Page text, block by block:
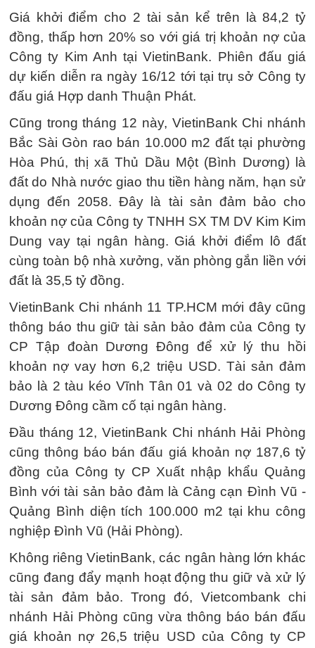
Giá khởi điểm cho 2 tài sản kể trên là 84,2 tỷ
đồng, thấp hơn 20% so với giá trị khoản nợ của
Công ty Kim Anh tại VietinBank. Phiên đấu giá
dự kiến diễn ra ngày 16/12 tới tại trụ sở Công ty
đấu giá Hợp danh Thuận Phát.
Cũng trong tháng 12 này, VietinBank Chi nhánh
Bắc Sài Gòn rao bán 10.000 m2 đất tại phường
Hòa Phú, thị xã Thủ Dầu Một (Bình Dương) là
đất do Nhà nước giao thu tiền hàng năm, hạn sử
dụng đến 2058. Đây là tài sản đảm bảo cho
khoản nợ của Công ty TNHH SX TM DV Kim Kim
Dung vay tại ngân hàng. Giá khởi điểm lô đất
cùng toàn bộ nhà xưởng, văn phòng gắn liền với
đất là 35,5 tỷ đồng.
VietinBank Chi nhánh 11 TP.HCM mới đây cũng
thông báo thu giữ tài sản bảo đảm của Công ty
CP Tập đoàn Dương Đông để xử lý thu hồi
khoản nợ vay hơn 6,2 triệu USD. Tài sản đảm
bảo là 2 tàu kéo Vĩnh Tân 01 và 02 do Công ty
Dương Đông cầm cố tại ngân hàng.
Đầu tháng 12, VietinBank Chi nhánh Hải Phòng
cũng thông báo bán đấu giá khoản nợ 187,6 tỷ
đồng của Công ty CP Xuất nhập khẩu Quảng
Bình với tài sản bảo đảm là Cảng cạn Đình Vũ -
Quảng Bình diện tích 100.000 m2 tại khu công
nghiệp Đình Vũ (Hải Phòng).
Không riêng VietinBank, các ngân hàng lớn khác
cũng đang đẩy mạnh hoạt động thu giữ và xử lý
tài sản đảm bảo. Trong đó, Vietcombank chi
nhánh Hải Phòng cũng vừa thông báo bán đấu
giá khoản nợ 26,5 triệu USD của Công ty CP